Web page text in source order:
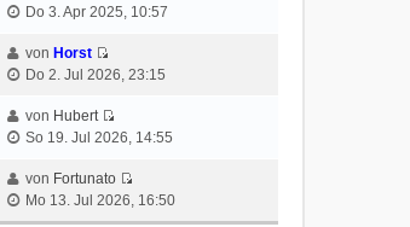
Do 3. Apr 2025, 10:57
von Horst
Do 2. Jul 2026, 23:15
von Hubert
So 19. Jul 2026, 14:55
von Fortunato
Mo 13. Jul 2026, 16:50